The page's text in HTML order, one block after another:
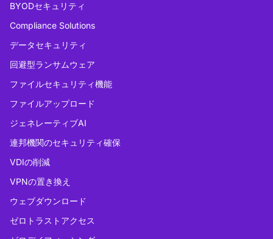
BYODセキュリティ
Compliance Solutions
データセキュリティ
回避型ランサムウェア
ファイルセキュリティ機能
ファイルアップロード
ジェネレーティブAI
連邦機関のセキュリティ確保
VDIの削減
VPNの置き換え
ウェブダウンロード
ゼロトラストアクセス